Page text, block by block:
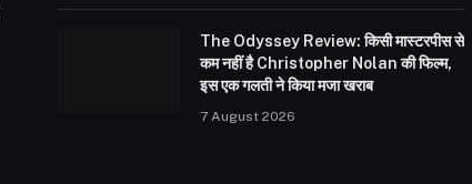
The Odyssey Review: किसी मास्टरपीस से
कम नहीं है Christopher Nolan की फिल्म,
इस एक गलती ने किया मजा खराब
7 August 2026